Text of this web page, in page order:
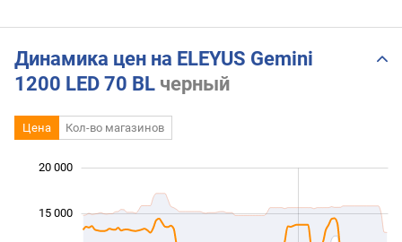
Динамика цен на ELEYUS Gemini
1200 LED 70 BL черный
Цена Кол-во магазинов
15 000
20 000